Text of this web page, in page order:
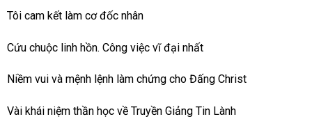
Tôi cam kết làm cơ đốc nhân
Cứu chuộc linh hồn. Công việc vĩ đại nhất
Niềm vui và mệnh lệnh làm chứng cho Đấng Christ
Vài khái niệm thần học về Truyền Giảng Tin Lành